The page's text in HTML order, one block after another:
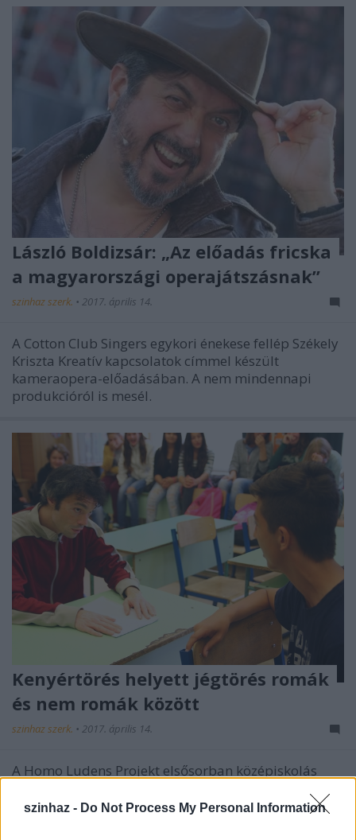
szinhaz - Do Not Process My Personal Information
László Boldizsár: „Az előadás fricska
a magyarországi operajátszásnak”
szinhaz szerk. • 2017. április 14.
A Cotton Club Singers egykori énekese fellép Székely
Kriszta Kreatív kapcsolatok címmel készült
kameraopera-előadásában. A nem mindennapi
produkcióról is mesél.
Kenyértörés helyett jégtörés romák
és nem romák között
szinhaz szerk. • 2017. április 14.
A Homo Ludens Projekt elsősorban középiskolás
tematikára épülő összművészeti programja a